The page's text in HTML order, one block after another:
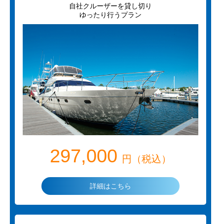
自社クルーザーを貸し切り
ゆったり行うプラン
297,000 円（税込）
詳細はこちら